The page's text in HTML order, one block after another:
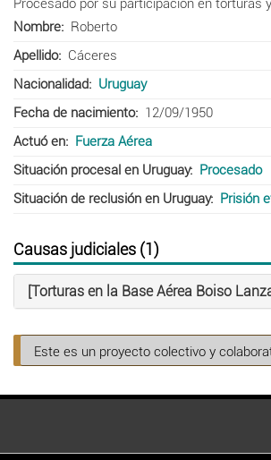
Procesado por su participación en torturas
Nombre
Roberto
Apellido
Cáceres
Nacionalidad
Uruguay
Fecha de nacimiento
12/09/1950
Actuó en
Fuerza Aérea
Situación procesal en Uruguay
Procesado
Situación de reclusión en Uruguay
Prisión
Causas judiciales (1)
[Torturas en la Base Aérea Boiso
Este es un proyecto colectivo y